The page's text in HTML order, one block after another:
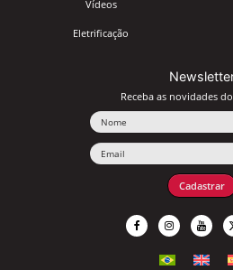
Vídeos
Eletrificação
Receba as novidades
Cadastrar